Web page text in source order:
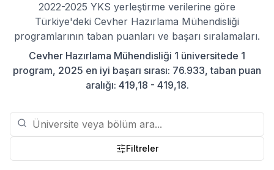
2022-2025 YKS yerleştirme verilerine göre
Türkiye'deki Cevher Hazırlama Mühendisliği
programlarının taban puanları ve başarı sıralamaları.
Cevher Hazırlama Mühendisliği 1 üniversitede 1
program, 2025 en iyi başarı sırası: 76.933, taban puan
aralığı: 419,18 - 419,18.
Filtreler